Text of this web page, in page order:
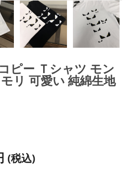
ピー Ｔシャツ モン
リ 可愛い 純綿生地
(税込)